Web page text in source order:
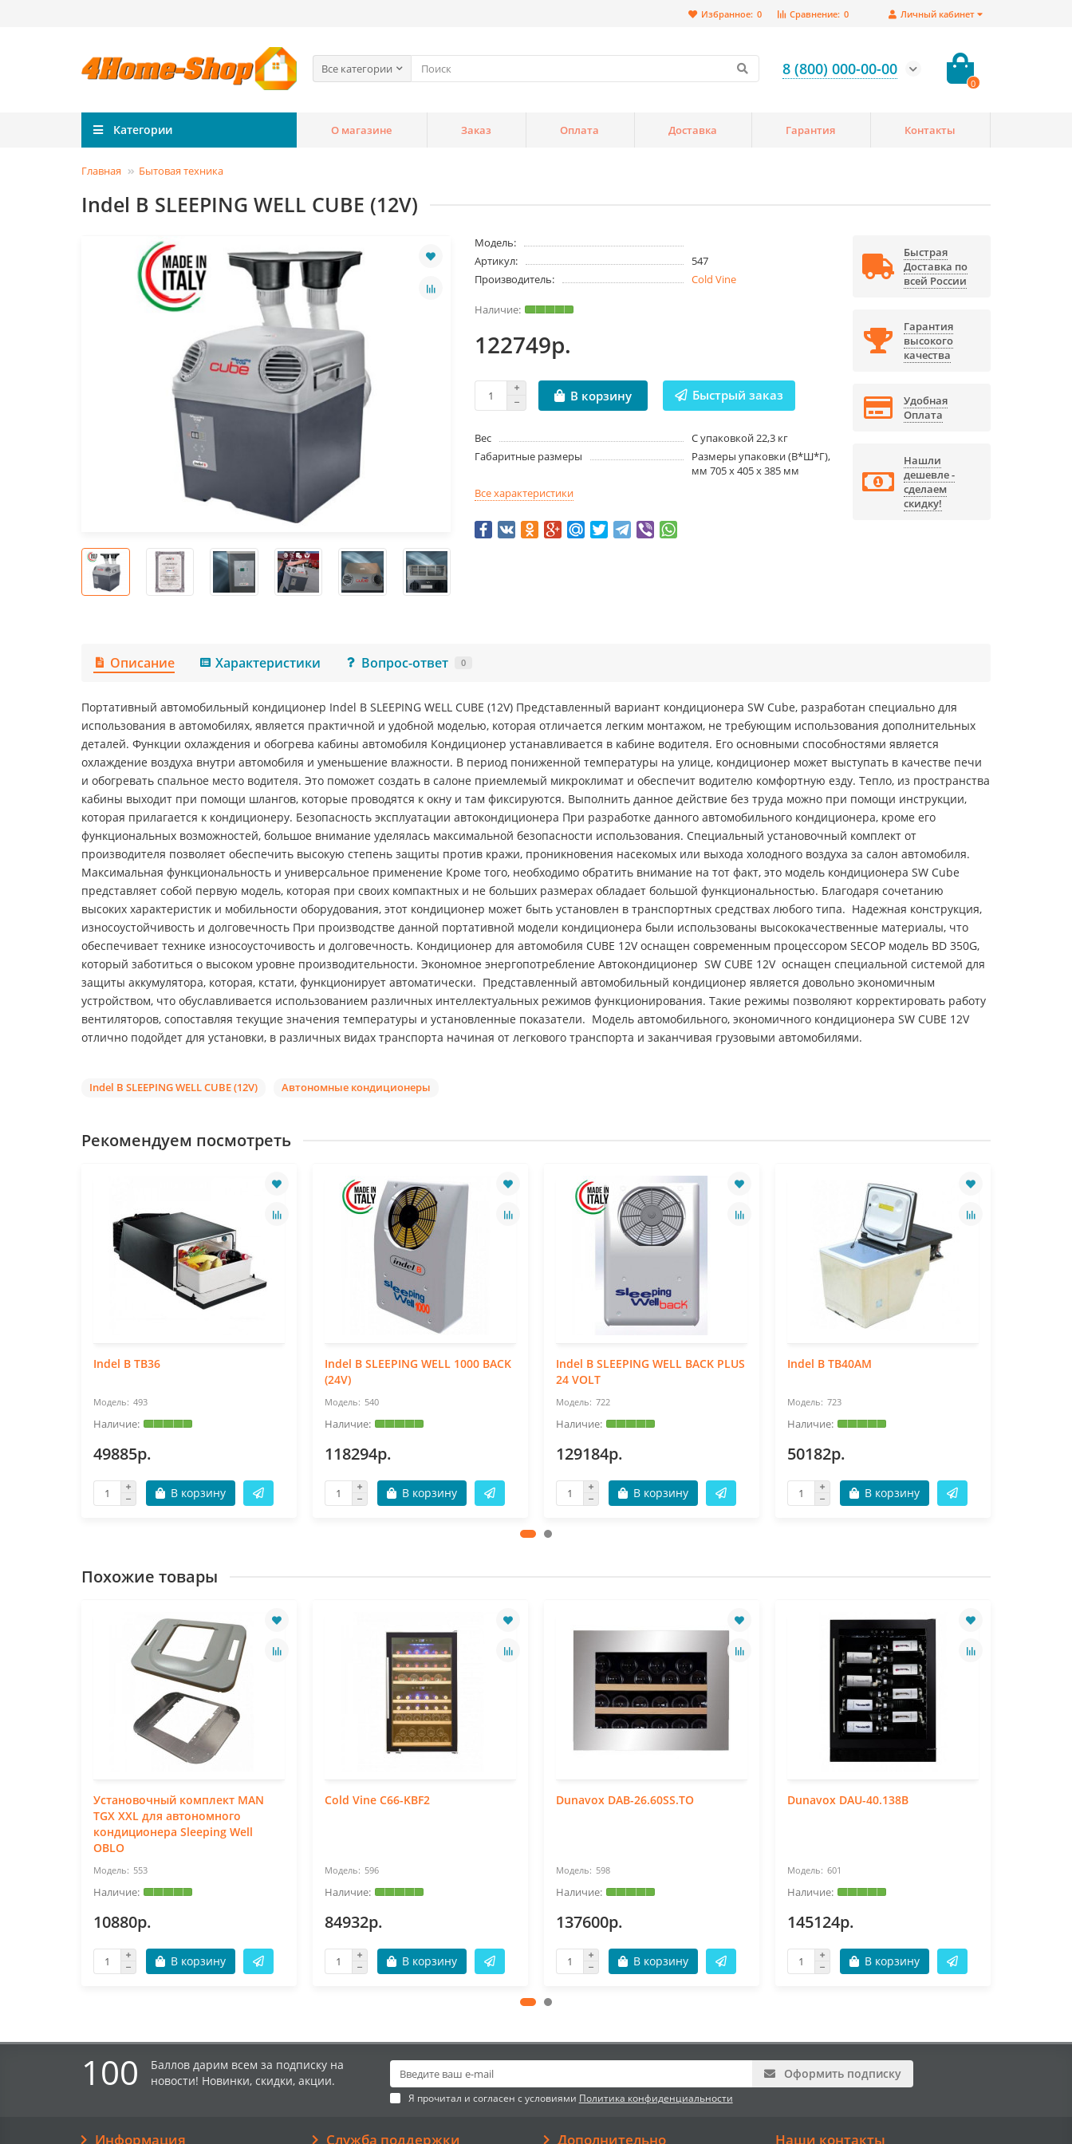
Личный кабинет
Сравнение: 0
Избранное: 0
Все категории 8 (800) 000-00-00
0
Категории О магазине Заказ Оплата Доставка Гарантия Контакты
Главная Бытовая техника
Indel B SLEEPING WELL CUBE (12V)
Модель:
Артикул:
547
Производитель:
Cold Vine
122749р.
В корзину Быстрый заказ
Вес
С упаковкой 22,3 кг
Габаритные размеры
Размеры упаковки (В*Ш*Г),
мм 705 x 405 x 385 мм
Все характеристики
Быстрая
Доставка по
всей России
Гарантия
высокого
качества
Удобная
Оплата
Нашли
дешевле -
сделаем
скидку!
Описание Характеристики Вопрос-ответ 0
Портативный автомобильный кондиционер Indel B SLEEPING WELL CUBE (12V) Представленный вариант кондиционера SW Cube, разработан специально для
использования в автомобилях, является практичной и удобной моделью, которая отличается легким монтажом, не требующим использования дополнительных
деталей. Функции охлаждения и обогрева кабины автомобиля Кондиционер устанавливается в кабине водителя. Его основными способностями является
охлаждение воздуха внутри автомобиля и уменьшение влажности. В период пониженной температуры на улице, кондиционер может выступать в качестве печи
и обогревать спальное место водителя. Это поможет создать в салоне приемлемый микроклимат и обеспечит водителю комфортную езду. Тепло, из пространства
кабины выходит при помощи шлангов, которые проводятся к окну и там фиксируются. Выполнить данное действие без труда можно при помощи инструкции,
которая прилагается к кондиционеру. Безопасность эксплуатации автокондиционера При разработке данного автомобильного кондиционера, кроме его
функциональных возможностей, большое внимание уделялась максимальной безопасности использования. Специальный установочный комплект от
производителя позволяет обеспечить высокую степень защиты против кражи, проникновения насекомых или выхода холодного воздуха за салон автомобиля.
Максимальная функциональность и универсальное применение Кроме того, необходимо обратить внимание на тот факт, это модель кондиционера SW Cube
представляет собой первую модель, которая при своих компактных и не больших размерах обладает большой функциональностью. Благодаря сочетанию
высоких характеристик и мобильности оборудования, этот кондиционер может быть установлен в транспортных средствах любого типа. Надежная конструкция,
износоустойчивость и долговечность При производстве данной портативной модели кондиционера были использованы высококачественные материалы, что
обеспечивает технике износоусточивость и долговечность. Кондиционер для автомобиля CUBE 12V оснащен современным процессором SECOP модель BD 350G,
который заботиться о высоком уровне производительности. Экономное энергопотребление Автокондиционер SW CUBE 12V оснащен специальной системой для
защиты аккумулятора, которая, кстати, функционирует автоматически. Представленный автомобильный кондиционер является довольно экономичным
устройством, что обуславливается использованием различных интеллектуальных режимов функционирования. Такие режимы позволяют корректировать работу
вентиляторов, сопоставляя текущие значения температуры и установленные показатели. Модель автомобильного, экономичного кондиционера SW CUBE 12V
отлично подойдет для установки, в различных видах транспорта начиная от легкового транспорта и заканчивая грузовыми автомобилями.
Indel B SLEEPING WELL CUBE (12V) Автономные кондиционеры
Рекомендуем посмотреть
Indel B TB36
493
49885р.
В корзину
Indel B SLEEPING WELL 1000 BACK
(24V)
540
118294р.
В корзину
Indel B SLEEPING WELL BACK PLUS
24 VOLT
722
129184р.
В корзину
Indel B TB40AM
723
50182р.
В корзину
Похожие товары
Установочный комплект MAN
TGX XXL для автономного
кондиционера Sleeping Well
OBLO
553
10880р.
В корзину
Cold Vine C66-KBF2
596
84932р.
В корзину
Dunavox DAB-26.60SS.TO
598
137600р.
В корзину
Dunavox DAU-40.138B
601
145124р.
В корзину
100
Баллов дарим всем за подписку на
новости! Новинки, скидки, акции.
Оформить подписку
Я прочитал и согласен с условиями Политика конфиденциальности
Информация Служба поддержки Дополнительно Наши контакты